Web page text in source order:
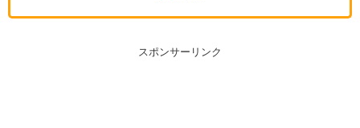
スポンサーリンク